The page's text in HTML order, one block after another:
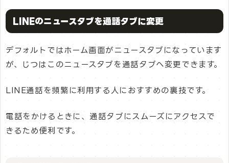
LINEのニュースタブを通話タブに変更
デフォルトではホーム画面がニュースタブになっています
が、じつはこのニュースタブを通話タブへ変更できます。
LINE通話を頻繁に利用する人におすすめの裏技です。
電話をかけるときに、通話タブにスムーズにアクセスで
きるため便利です。